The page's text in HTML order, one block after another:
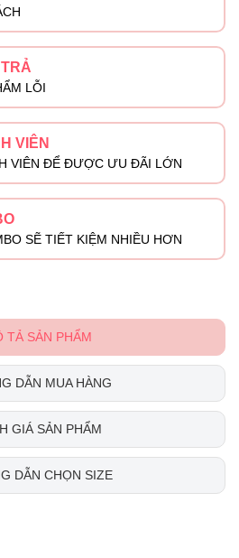
LỖI
VIÊN
VIÊN ĐỂ ĐƯỢC ƯU ĐÃI LỚN
SẼ TIẾT KIỆM NHIỀU HƠN
TẢ SẢN PHẨM
DẪN MUA HÀNG
GIÁ SẢN PHẨM
DẪN CHỌN SIZE